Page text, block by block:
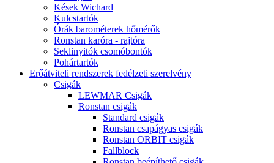
Kések Wichard
Kulcstartók
Órák barométerek hőmérők
Ronstan karóra - rajtóra
Seklinyitók csomóbontók
Pohártartók
Erőátviteli rendszerek fedélzeti szerelvény
Csigák
LEWMAR Csigák
Ronstan csigák
Standard csigák
Ronstan csapágyas csigák
Ronstan ORBIT csigák
Fallblock